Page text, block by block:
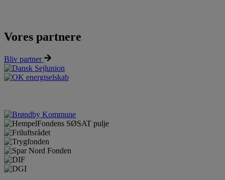
Vores partnere
Bliv partner